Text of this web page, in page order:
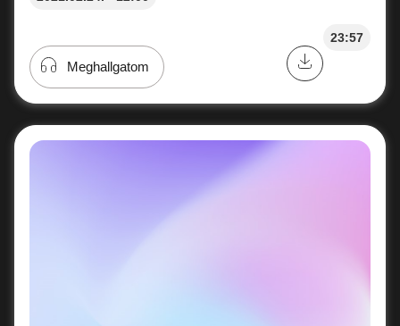
23:57
Meghallgatom